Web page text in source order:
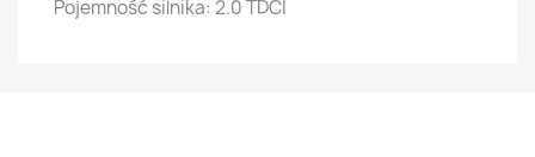
Pojemność silnika: 2.0 TDCI